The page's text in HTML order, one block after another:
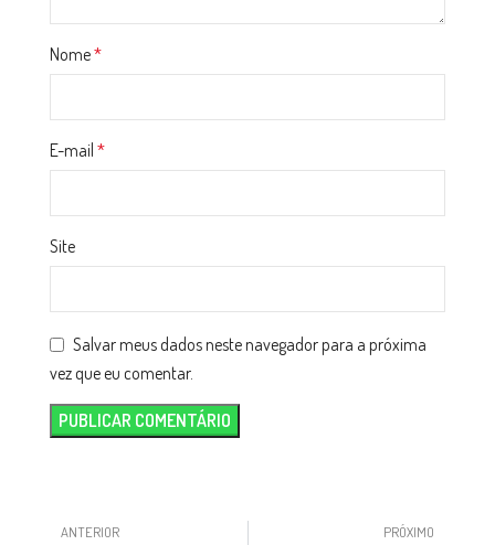
Nome*
E-mail *
Site
Salvar meus dados neste navegador para a próxima
vez que eu comentar.
ANTERIOR PRÓXIMO